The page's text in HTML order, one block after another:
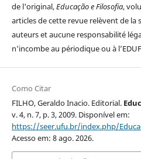
de l'original,Educação e Filosofia,
articles de cette revue relèvent de la
auteurs et aucune responsabilité
n'incombe au périodique ou à
Como Citar
FILHO, Geraldo Inacio. Editorial.
v. 4, n. 7, p. 3, 2009. Disponível em:
https://seer.ufu.br/index.php/
Acesso em: 8 ago. 2026.